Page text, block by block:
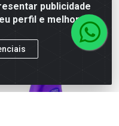
publicidade
perfil e melhorar a